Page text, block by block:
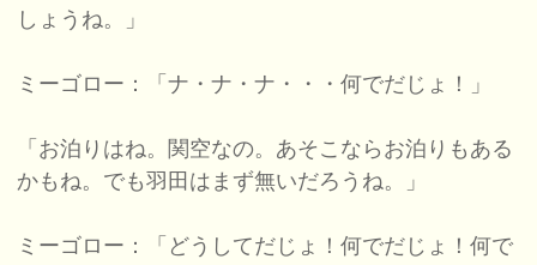
しょうね。」
ミーゴロー：「ナ・ナ・ナ・・・何でだじょ！」
「お泊りはね。関空なの。あそこならお泊りもある
かもね。でも羽田はまず無いだろうね。」
ミーゴロー：「どうしてだじょ！何でだじょ！何で